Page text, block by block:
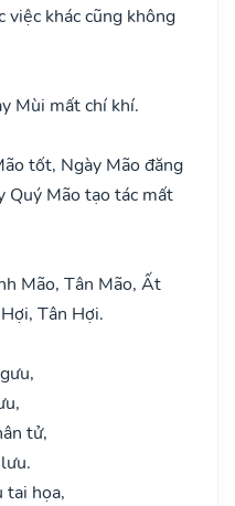
khác cũng không
Mùi mất chí khí.
tốt, Ngày Mão đăng
Quý Mão tạo tác mất
Mão, Tân Mão, Ất
Tân Hợi.
tử,
tai họa,